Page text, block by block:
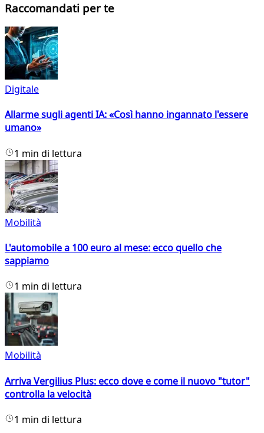
Raccomandati per te
Digitale
Allarme sugli agenti IA: «Così hanno ingannato l'essere
umano»
1 min di lettura
Mobilità
L'automobile a 100 euro al mese: ecco quello che
sappiamo
1 min di lettura
Mobilità
Arriva Vergilius Plus: ecco dove e come il nuovo "tutor"
controlla la velocità
1 min di lettura